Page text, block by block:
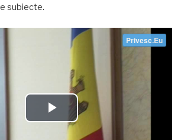
subiecte.